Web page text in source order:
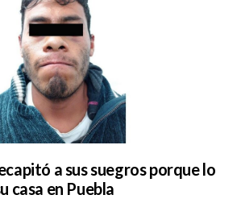
a sus suegros porque lo
casa en Puebla